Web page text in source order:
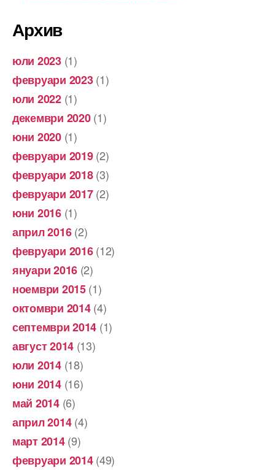
Архив
юли 2023(1)
февруари 2023(1)
юли 2022(1)
декември 2020(1)
юни 2020(1)
февруари 2019(2)
февруари 2018(3)
февруари 2017(2)
юни 2016(1)
април 2016(2)
февруари 2016(12)
януари 2016 (2)
ноември 2015(1)
октомври 2014(4)
септември 2014 (1)
август 2014 (13)
юли 2014(18)
юни 2014(16)
май 2014(6)
април 2014(4)
март 2014(9)
февруари 2014(49)